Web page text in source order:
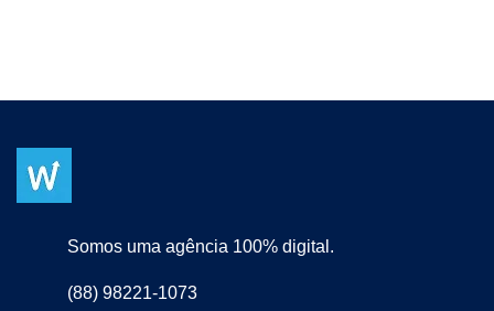
Somos uma agência 100% digital.
(88) 98221-1073